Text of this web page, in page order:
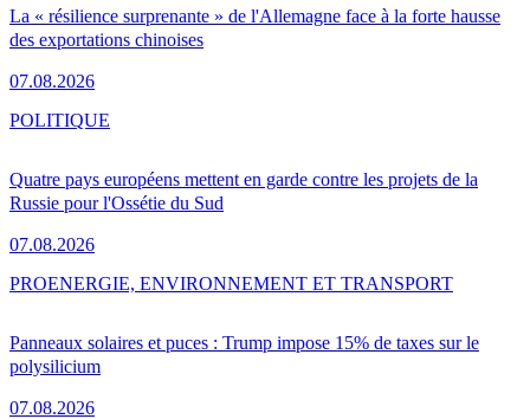
La « résilience surprenante » de l'Allemagne face à la forte hausse
des exportations chinoises
07.08.2026
Quatre pays européens mettent en garde contre les projets de la
Russie pour l'Ossétie du Sud
07.08.2026
POLITIQUE
Panneaux solaires et puces : Trump impose 15% de taxes sur le
polysilicium
07.08.2026
PROENERGIE, ENVIRONNEMENT ET TRANSPORT